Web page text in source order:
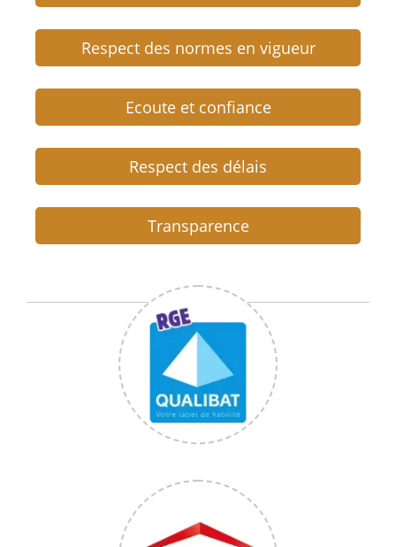
Respect des normes en vigueur
Ecoute et confiance
Respect des délais
Transparence